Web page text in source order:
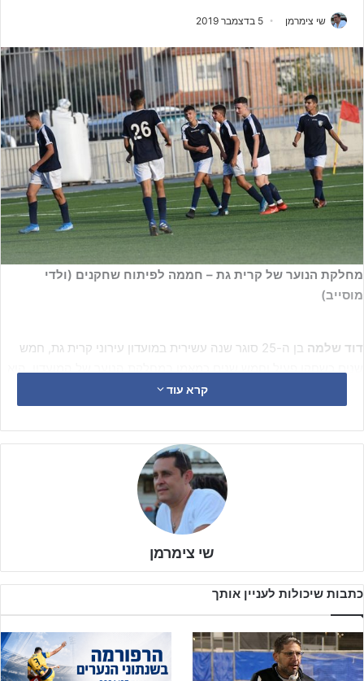
שי צימרמן 5 בדצמבר 2019
מחלקת הנוער של קרית גת – חממה לפיתוח שחקנים (ולדי
מוסייב)
דוד שלמה
בן ה-25 סוגר שנה עשירית במועדון עירוני קרית גת, חמש
אימן כבר את קבוצות נערים ג' וילדים א' של המחלקה, כשהשנה קיבל
אתגר גדול לבנות את קבוצת נערים ב' שמשחקת בליגה ארצית דרום.
דוד שלמה – קיבל אתגר גדול העונה עם שנתון 2004 (ולדי מוסייב)
קרא עוד
שי צימרמן
כתבות שיכולות לעניין אותך